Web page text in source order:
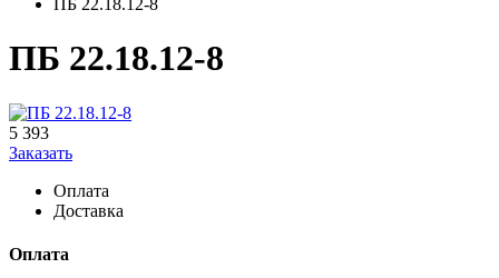
ПБ 22.18.12-8
ПБ 22.18.12-8
5 393
Заказать
Оплата
Доставка
Оплата